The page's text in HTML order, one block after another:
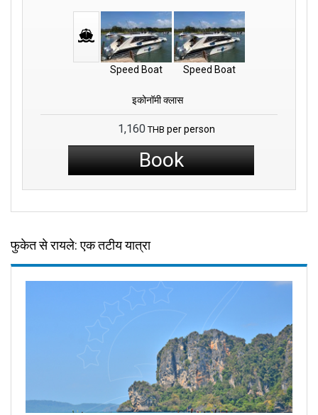
Speed Boat Speed Boat
इकोनॉमी क्लास
1,160 THB per person
Book
फुकेत से रायले: एक तटीय यात्रा